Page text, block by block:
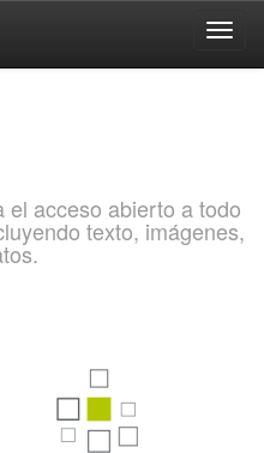
el acceso abierto a todo
texto, imágenes,